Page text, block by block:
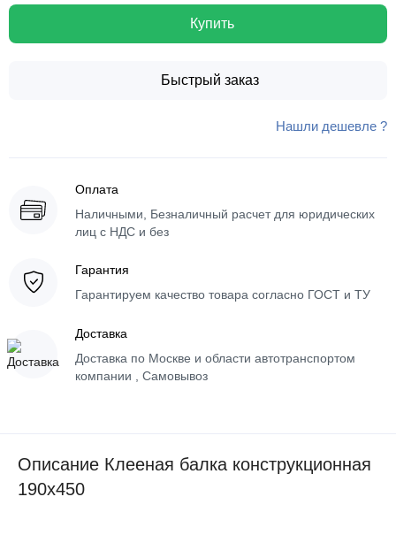
Купить
Быстрый заказ
Нашли дешевле ?
Оплата
Наличными, Безналичный расчет для юридических
лиц с НДС и без
Гарантия
Гарантируем качество товара согласно ГОСТ и ТУ
Доставка
Доставка по Москве и области автотранспортом
компании , Самовывоз
Описание Клееная балка конструкционная
190х450